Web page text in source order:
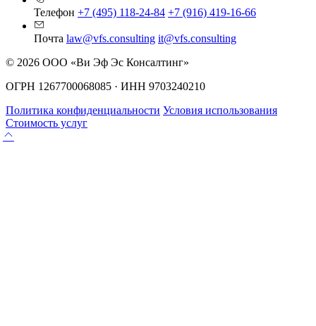
Телефон +7 (495) 118-24-84 +7 (916) 419-16-66
Почта law@vfs.consulting it@vfs.consulting
© 2026 ООО «Ви Эф Эс Консалтинг»
ОГРН 1267700068085 · ИНН 9703240210
Политика конфиденциальности Условия использования
Стоимость услуг